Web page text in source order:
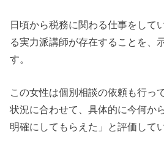
日頃から税務に関わる仕事をして
る実力派講師が存在することを、
す。
この女性は個別相談の依頼も行っ
状況に合わせて、具体的に今何か
明確にしてもらえた」と評価して